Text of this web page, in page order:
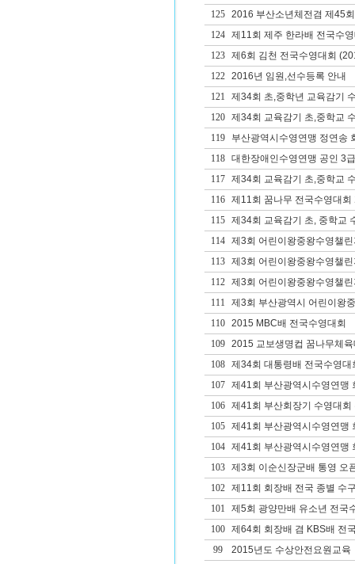
125
2016 부산소년체전겸 제45
124
제11회 제주 한라배 전국수
123
제6회 김천 전국수영대회
122
2016년 임원,선수등록 안내
121
제34회 초,중학년 교육감기
120
제34회 교육감기 초,중학교
119
부산광역시수영연맹 정연송
118
대한장애인수영연맹 공인 3
117
제34회 교육감기 초,중학교
116
제11회 꿈나무 전국수영대회
115
제34회 교육감기 초, 중학교
114
제3회 어린이왕중왕수영챌
113
제3회 어린이왕중왕수영챌
112
제3회 어린이왕중왕수영챌
111
제3회 부산광역시 어린이왕
110
2015 MBC배 전국수영대회
109
2015 교보생명컵 꿈나무체
108
제34회 대통령배 전국수영대
107
제41회 부산광역시수영연맹
106
제41회 부산회장기 수영대회
105
제41회 부산광역시수영연맹
104
제41회 부산광역시수영연맹
103
제3회 이순신장군배 통영 오
102
제11회 회장배 전국 종별 수
101
제5회 광양만배 유소년 전국
100
제64회 회장배 겸 KBS배 전
99
2015년도 수상안전요원교육